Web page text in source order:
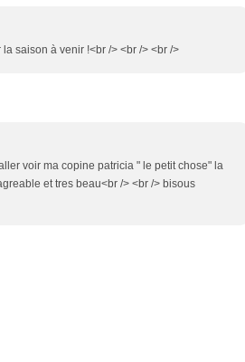
saison à venir !<br /> <br /> <br />
voir ma copine patricia " le petit chose" la
et tres beau<br /> <br /> bisous